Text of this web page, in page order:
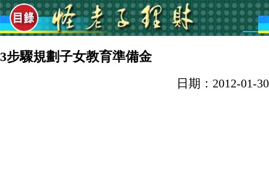
3步驟規劃子女教育準備金
日期：2012-01-30